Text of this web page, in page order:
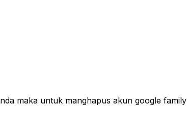
maka untuk manghapus akun google family